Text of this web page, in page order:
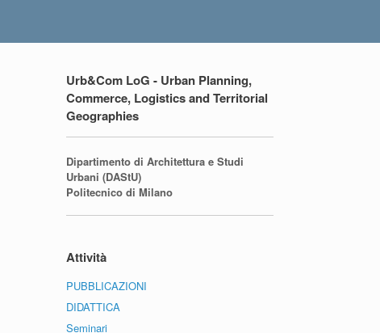
Urb&Com LoG - Urban Planning,
Commerce, Logistics and Territorial
Geographies
Dipartimento di Architettura e Studi
Urbani (DAStU)
Politecnico di Milano
Attività
PUBBLICAZIONI
DIDATTICA
Seminari